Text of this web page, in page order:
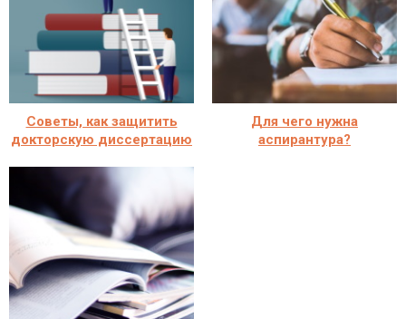
Советы, как защитить
докторскую диссертацию
Для чего нужна
аспирантура?